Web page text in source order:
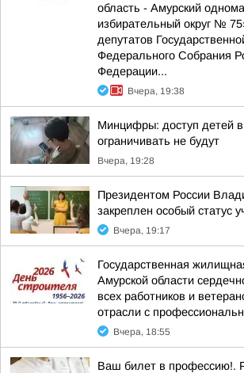
область - Амурский
избирательный округ №
депутатов
Федерального Собрания
Федерации...
Вчера, 19:38
Минцифры: доступ детей в
ограничивать не будут
Вчера, 19:28
Президентом России
закреплен особый статус
Вчера, 19:17
Государственная
Амурской области
всех работников и
отрасли с
Вчера, 18:55
Ваш билет в профессию!.